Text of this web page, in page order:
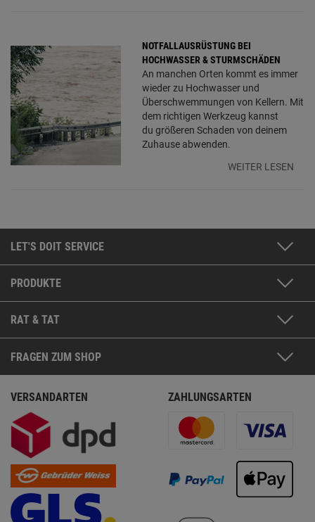
NOTFALLAUSRÜSTUNG BEI
HOCHWASSER & STURMSCHÄDEN
An manchen Orten kommt es immer
wieder zu Hochwasser und
Überschwemmungen von Kellern. Mit
dem richtigen Werkzeug kannst
du größeren Schaden von deinem
Zuhause abwenden.
WEITER LESEN
LET'S DOIT SERVICE
PRODUKTE
RAT & TAT
FRAGEN ZUM SHOP
VERSANDARTEN ZAHLUNGSARTEN